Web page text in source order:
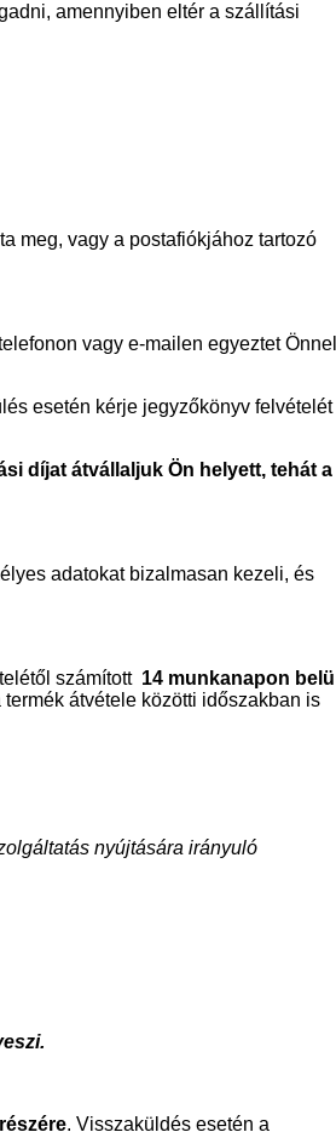
amennyiben eltér a szállítási
meg, vagy a postafiókjához tartozó
vagy e-mailen egyeztet Önnel
esetén kérje jegyzőkönyv felvételét
díjat átvállaljuk Ön helyett, tehát a
adatokat bizalmasan kezeli, és
számított 14 munkanapon
átvétele közötti időszakban is
nyújtására irányuló
. Visszaküldés esetén a